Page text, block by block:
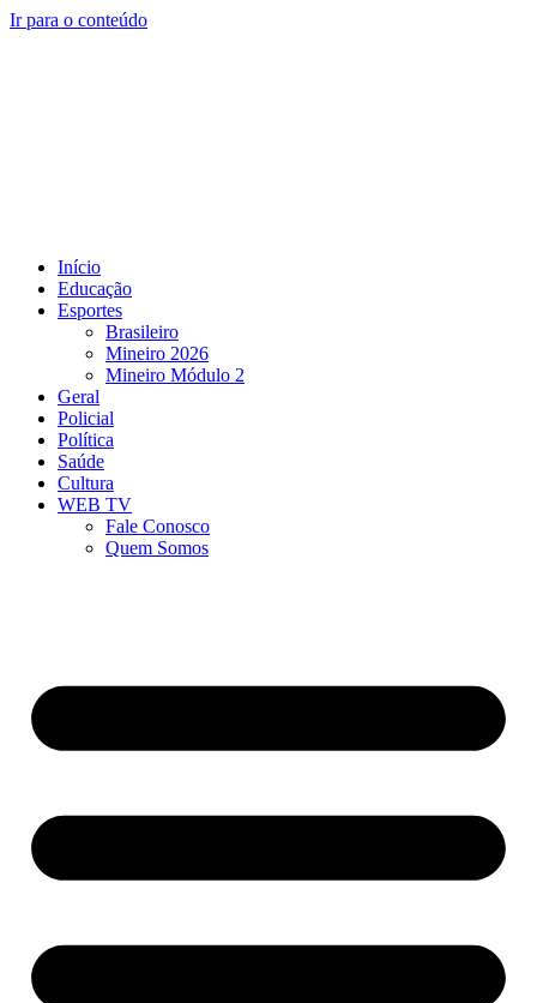
Ir para o conteúdo
Início
Educação
Esportes
Brasileiro
Mineiro 2026
Mineiro Módulo 2
Geral
Policial
Política
Saúde
Cultura
WEB TV
Fale Conosco
Quem Somos